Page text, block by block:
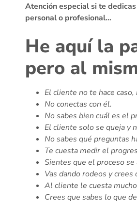
Atención especial si te
personal o profesional…
He aquí la
pero al
El cliente no te hace
No conectas con él.
No sabes bien cuál es el
El cliente solo se queja y
No sabes qué preguntas
Te cuesta medir el
Sientes que el proceso
Vas dando rodeos y
Al cliente le cuesta
Crees que sabes lo que